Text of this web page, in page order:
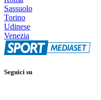
Sassuolo
Torino
Udinese
Venezia
Seguici su